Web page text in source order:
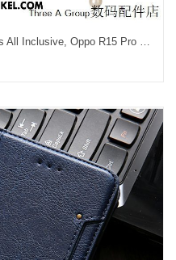
Oppo R15 Pro Hoesje Anti-fall Hoes All Inclusive, Oppo R15 Pro Hoesje Portemonnee Trend